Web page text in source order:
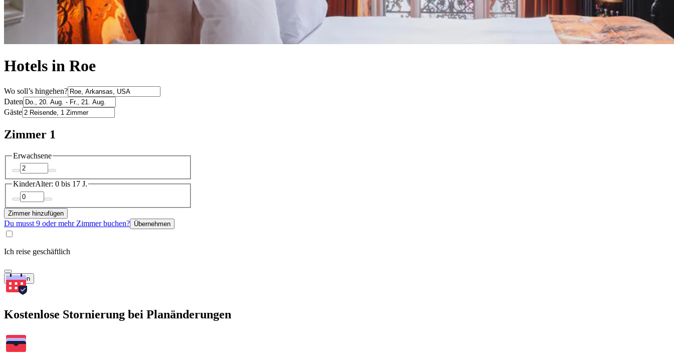
Hotels in Roe
Wo soll’s hingehen?
Daten
Gäste
Zimmer 1
Erwachsene
KinderAlter: 0 bis 17 J.
Zimmer hinzufügen
Du musst 9 oder mehr Zimmer buchen? Übernehmen
Ich reise geschäftlich
Suchen
Kostenlose Stornierung bei Planänderungen